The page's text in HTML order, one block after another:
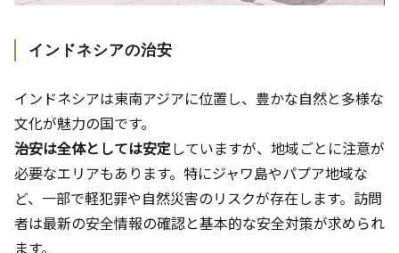
インドネシアの治安
インドネシアは東南アジアに位置し、豊かな自然と多様な
文化が魅力の国です。
治安は全体としては安定していますが、地域ごとに注意が
必要なエリアもあります。特にジャワ島やパプア地域な
ど、一部で軽犯罪や自然災害のリスクが存在します。訪問
者は最新の安全情報の確認と基本的な安全対策が求められ
ます。